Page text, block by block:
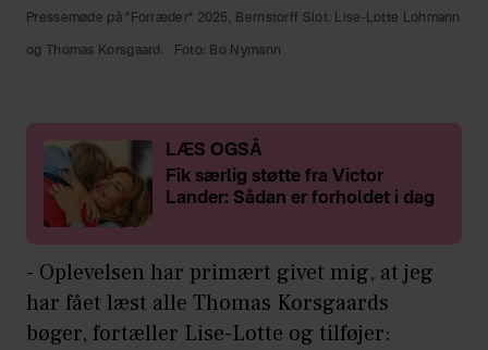
Pressemøde på "Forræder" 2025, Bernstorff Slot. Lise-Lotte Lohmann
og Thomas Korsgaard. Foto: Bo Nymann
LÆS OGSÅ
Fik særlig støtte fra Victor
Lander: Sådan er forholdet i dag
- Oplevelsen har primært givet mig, at jeg
har fået læst alle Thomas Korsgaards
bøger, fortæller Lise-Lotte og tilføjer: